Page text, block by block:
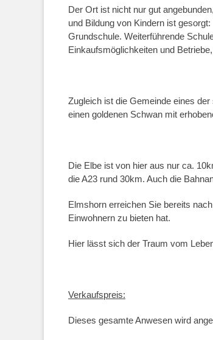
Der Ort ist nicht nur gut
und Bildung von Kindern ist
Grundschule. Weiterführende
Einkaufsmöglichkeiten und
Zugleich ist die Gemeinde eines
einen goldenen Schwan mit
Die Elbe ist von hier aus nur ca.
die A23 rund 30km. Auch die
Elmshorn erreichen Sie bereits
Einwohnern zu bieten hat.
Hier lässt sich der Traum vom
Verkaufspreis:
Dieses gesamte Anwesen wird